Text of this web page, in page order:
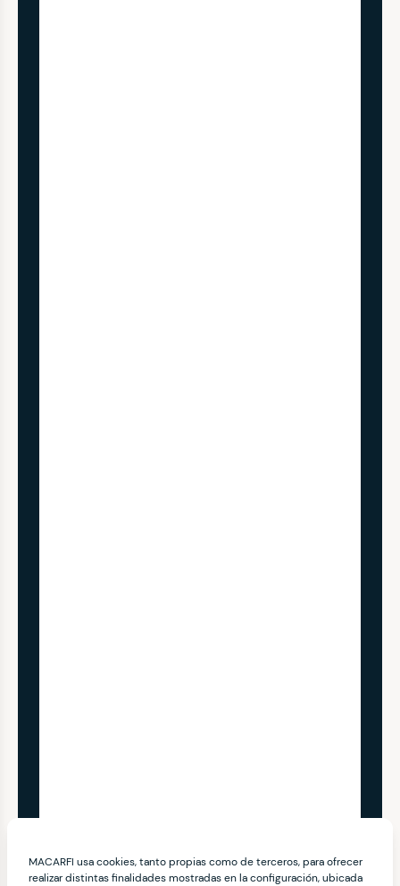
MACARFI usa cookies, tanto propias como de terceros, para ofrecer
realizar distintas finalidades mostradas en la configuración, ubicada